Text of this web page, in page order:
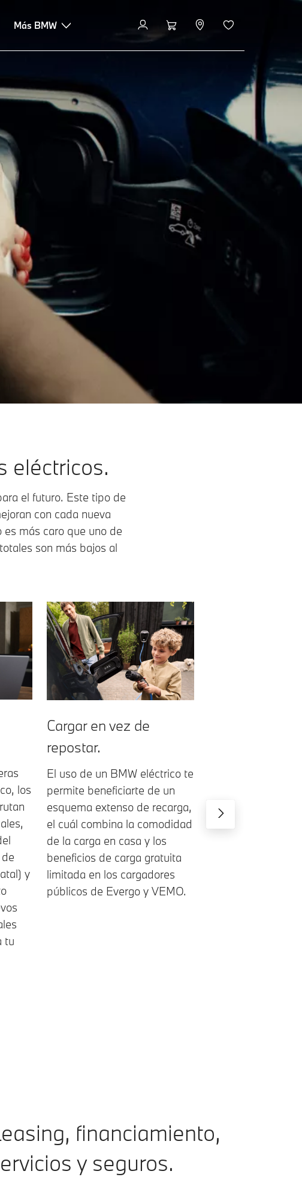
Más BMW Pide una prueba
eléctricos.
el futuro. Este tipo de
con cada nueva
más caro que uno de
son más bajos al
los
y
tu
Cargar en vez de
repostar.
El uso de un BMW eléctrico te
permite beneficiarte de un
esquema extenso de recarga,
el cuál combina la comodidad
de la carga en casa y los
beneficios de carga gratuita
limitada en los cargadores
públicos de Evergo y VEMO.
financiamiento,
y seguros.